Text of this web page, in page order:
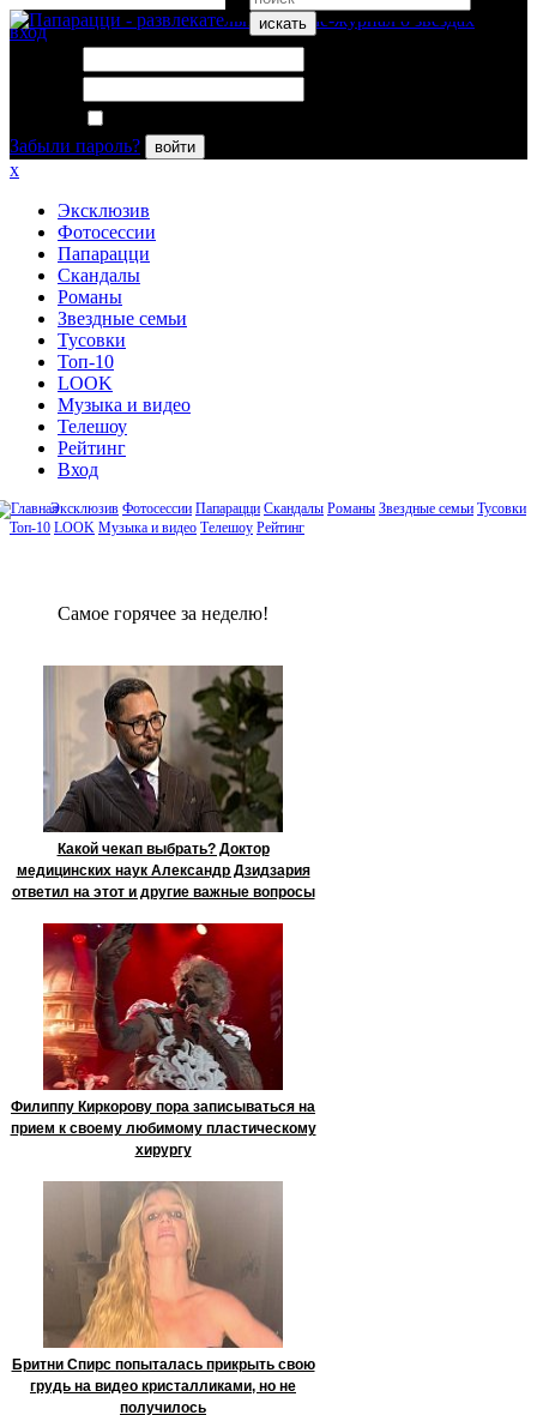
искать
вход
Забыли пароль?
войти
x
Эксклюзив
Фотосессии
Папарацци
Скандалы
Романы
Звездные семьи
Тусовки
Топ-10
LOOK
Музыка и видео
Телешоу
Рейтинг
Вход
Эксклюзив Фотосессии Папарацци Скандалы Романы Звездные семьи Тусовки
Топ-10 LOOK Музыка и видео Телешоу Рейтинг
Сaмое гoрячее за неделю!
Какой чекап выбрать? Доктор
медицинских наук Александр Дзидзария
ответил на этот и другие важные вопросы
Филиппу Киркорову пора записываться на
прием к своему любимому пластическому
хирургу
Бритни Спирс попыталась прикрыть свою
грудь на видео кристалликами, но не
получилось